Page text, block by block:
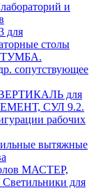
и
для
столы
сопутствующее
для
СУЛ 9.2.
рабочих
вытяжные
МАСТЕР,
для